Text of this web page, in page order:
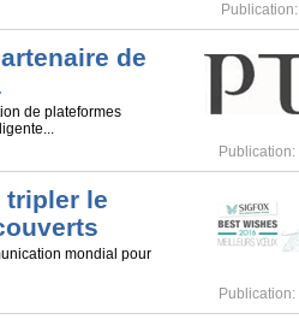
de
de plateformes
tripler le
mondial pour